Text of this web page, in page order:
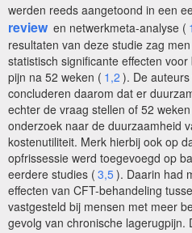
werden reeds aangetoond in een
review en netwerkmeta-analyse (
resultaten van deze studie zag
statistisch significante effecten
pijn na 52 weken ( 1,2 ). De
concluderen daarom dat er
echter de vraag stellen of 52
onderzoek naar de duurzaamheid
kostenutiliteit. Merk hierbij ook op
opfrissessie werd toegevoegd op
eerdere studies ( 3,5). Daarin had
effecten van CFT-behandeling
vastgesteld bij mensen met meer
gevolg van chronische lagerugpijn.